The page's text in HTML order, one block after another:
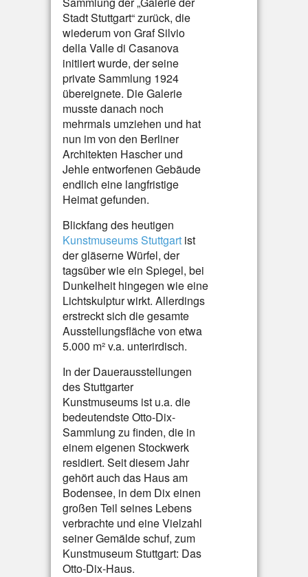
Stadt Stuttgart“ zurück, die
wiederum von Graf Silvio
della Valle di Casanova
initiiert wurde, der seine
private Sammlung 1924
übereignete. Die Galerie
musste danach noch
mehrmals umziehen und hat
nun im von den Berliner
Architekten Hascher und
Jehle entworfenen Gebäude
endlich eine langfristige
Heimat gefunden.
Blickfang des heutigen
Kunstmuseums Stuttgart ist
der gläserne Würfel, der
tagsüber wie ein Spiegel, bei
Dunkelheit hingegen wie eine
Lichtskulptur wirkt. Allerdings
erstreckt sich die gesamte
Ausstellungsfläche von etwa
5.000 m² v.a. unterirdisch.
In der Dauerausstellungen
des Stuttgarter
Kunstmuseums ist u.a. die
bedeutendste Otto-Dix-
Sammlung zu finden, die in
einem eigenen Stockwerk
residiert. Seit diesem Jahr
gehört auch das Haus am
Bodensee, in dem Dix einen
großen Teil seines Lebens
verbrachte und eine Vielzahl
seiner Gemälde schuf, zum
Kunstmuseum Stuttgart: Das
Otto-Dix-Haus.